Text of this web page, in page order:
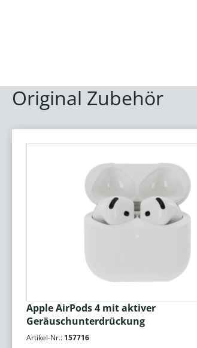
Original Zubehör
Apple AirPods 4 mit aktiver
Geräuschunterdrückung
Artikel-Nr.: 157716